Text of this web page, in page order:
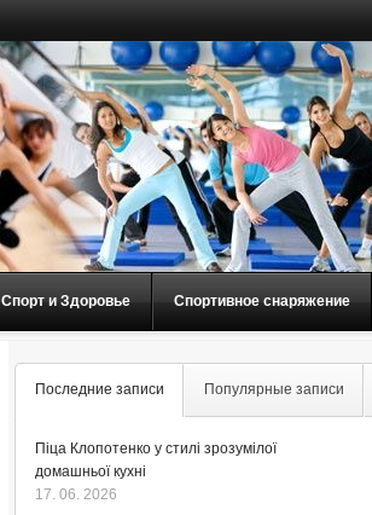
Спорт и Здоровье Спортивное снаряжение
Последние записи Популярные записи
Піца Клопотенко у стилі зрозумілої
домашньої кухні
17. 06. 2026